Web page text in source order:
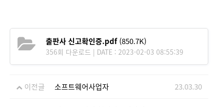
출판사 신고확인증.pdf (850.7K)
356회 다운로드 | DATE : 2023-02-03 08:55:39
이전글 소프트웨어사업자 23.03.30